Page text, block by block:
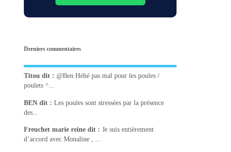
Derniers commentaires
Titou dit : @Ben Héhé pas mal pour les poules /
poulets ^...
BEN dit : Les poules sont stressées par la présence
des...
Freuchet marie reine dit : Je suis entièrement
d’accord avec Monaline , ...